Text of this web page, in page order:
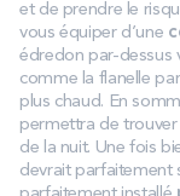
et de prendre le
vous équiper d’une
édredon par-dessus
comme la flanelle
plus chaud. En
permettra de
de la nuit. Une fois
devrait parfaitement